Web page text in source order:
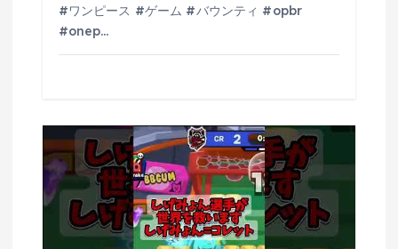
#ワンピース #ゲーム #バウンティ #opbr
#onep…